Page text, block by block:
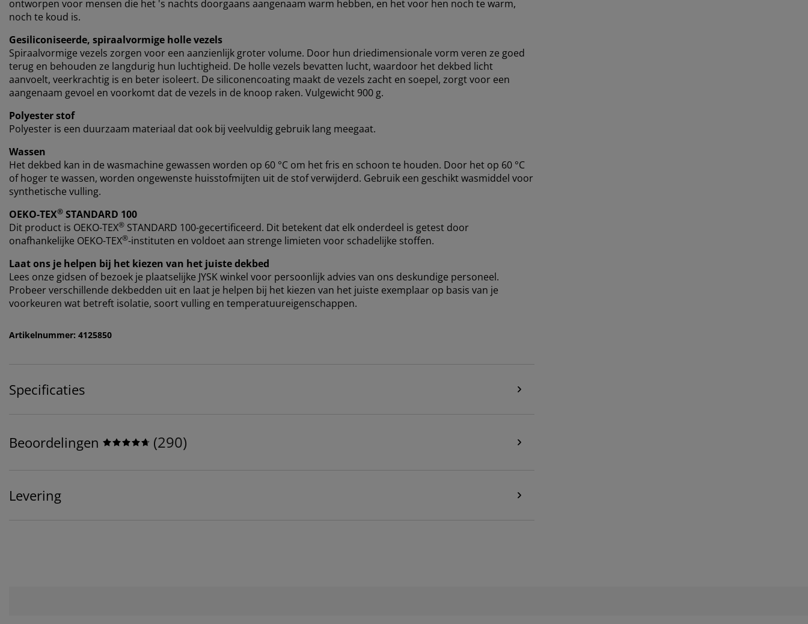
ontworpen voor mensen die het 's nachts doorgaans aangenaam warm hebben, en het voor hen noch te warm,
noch te koud is.
Gesiliconiseerde, spiraalvormige holle vezels
Spiraalvormige vezels zorgen voor een aanzienlijk groter volume. Door hun driedimensionale vorm veren ze goed
terug en behouden ze langdurig hun luchtigheid. De holle vezels bevatten lucht, waardoor het dekbed licht
aanvoelt, veerkrachtig is en beter isoleert. De siliconencoating maakt de vezels zacht en soepel, zorgt voor een
aangenaam gevoel en voorkomt dat de vezels in de knoop raken. Vulgewicht 900 g.
Polyester stof
Polyester is een duurzaam materiaal dat ook bij veelvuldig gebruik lang meegaat.
Wassen
Het dekbed kan in de wasmachine gewassen worden op 60 °C om het fris en schoon te houden. Door het op 60 °C
of hoger te wassen, worden ongewenste huisstofmijten uit de stof verwijderd. Gebruik een geschikt wasmiddel voor
synthetische vulling.
OEKO-TEX® STANDARD 100
Dit product is OEKO-TEX® STANDARD 100-gecertificeerd. Dit betekent dat elk onderdeel is getest door
onafhankelijke OEKO-TEX®-instituten en voldoet aan strenge limieten voor schadelijke stoffen.
Laat ons je helpen bij het kiezen van het juiste dekbed
Lees onze gidsen of bezoek je plaatselijke JYSK winkel voor persoonlijk advies van ons deskundige personeel.
Probeer verschillende dekbedden uit en laat je helpen bij het kiezen van het juiste exemplaar op basis van je
voorkeuren wat betreft isolatie, soort vulling en temperatuureigenschappen.
Artikelnummer: 4125850
Specificaties
Beoordelingen (290)
Levering